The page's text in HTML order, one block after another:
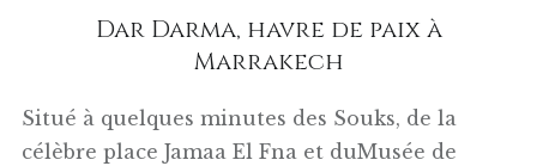
Dar Darma, havre de paix à
Marrakech
Situé à quelques minutes des Souks, de la
célèbre place Jamaa El Fna et duMusée de